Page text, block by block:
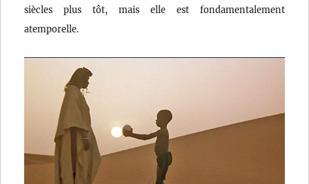
siècles plus tôt, mais elle est fondamentalement
atemporelle.